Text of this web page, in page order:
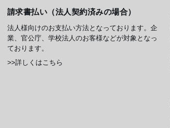
請求書払い（法人契約済みの場合）
法人様向けのお支払い方法となっております。企
業、官公庁、学校法人のお客様などが対象となっ
ております。
>>詳しくはこちら